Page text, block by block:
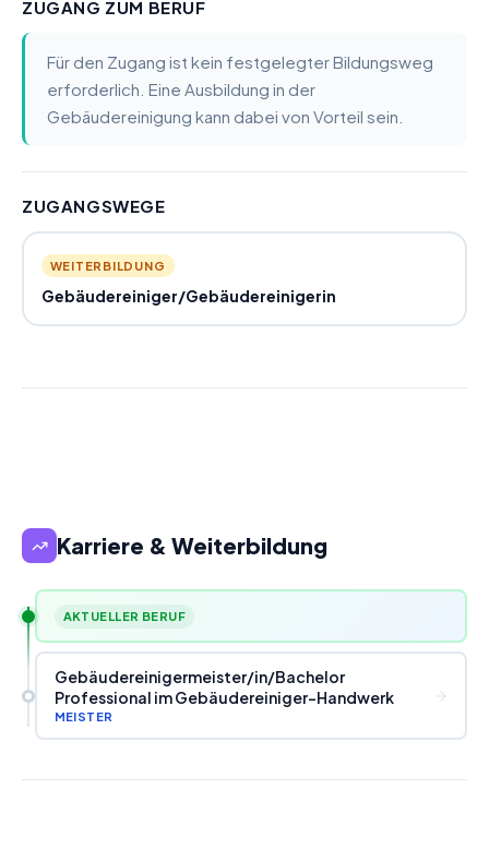
ZUGANG ZUM BERUF
Für den Zugang ist kein festgelegter Bildungsweg
erforderlich. Eine Ausbildung in der
Gebäudereinigung kann dabei von Vorteil sein.
ZUGANGSWEGE
WEITERBILDUNG
Gebäudereiniger/Gebäudereinigerin
Karriere & Weiterbildung
AKTUELLER BERUF
Gebäudereinigermeister/in/Bachelor
Professional im Gebäudereiniger-Handwerk
MEISTER